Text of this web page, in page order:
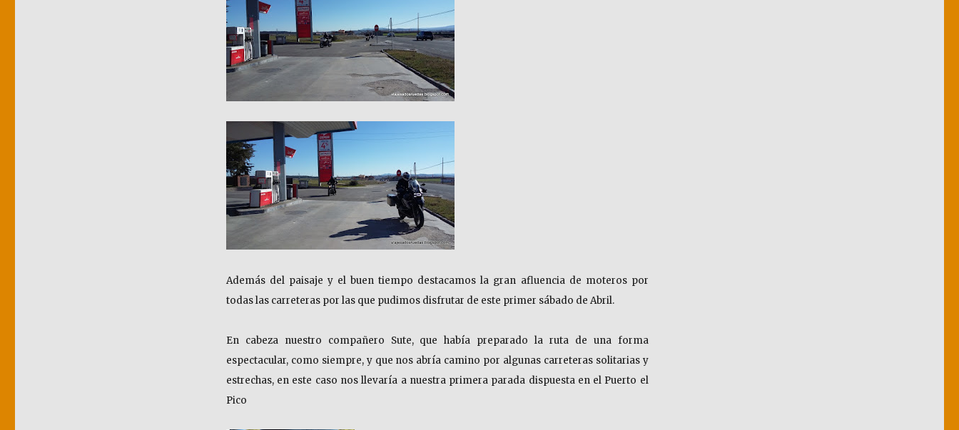
Además del paisaje y el buen tiempo destacamos la gran afluencia de moteros por
todas las carreteras por las que pudimos disfrutar de este primer sábado de Abril.
En cabeza nuestro compañero Sute, que había preparado la ruta de una forma
espectacular, como siempre, y que nos abría camino por algunas carreteras solitarias y
estrechas, en este caso nos llevaría a nuestra primera parada dispuesta en el Puerto el
Pico